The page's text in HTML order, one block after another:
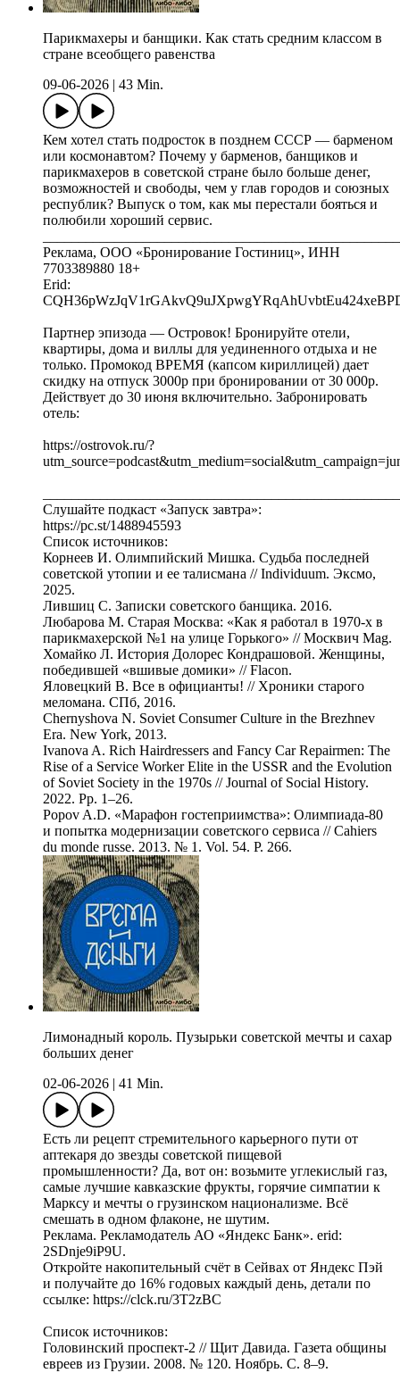
Парикмахеры и банщики. Как стать средним классом в
стране всеобщего равенства
09-06-2026
43 Min.
Кем хотел стать подросток в позднем СССР — барменом
или космонавтом? Почему у барменов, банщиков и
парикмахеров в советской стране было больше денег,
возможностей и свободы, чем у глав городов и союзных
республик? Выпуск о том, как мы перестали бояться и
полюбили хороший сервис.
Реклама, ООО «Бронирование Гостиниц», ИНН
7703389880 18+
Erid:
Партнер эпизода — Островок! Бронируйте отели,
квартиры, дома и виллы для уединенного отдыха и не
только. Промокод ВРЕМЯ (капсом кириллицей) дает
скидку на отпуск 3000р при бронировании от 30 000р.
Действует до 30 июня включительно. Забронировать
отель:
https://ostrovok.ru/?
Слушайте подкаст «Запуск завтра»:
https://pc.st/1488945593
Список источников:
Корнеев И. Олимпийский Мишка. Судьба последней
советской утопии и ее талисмана // Individuum. Эксмо,
2025.
Лившиц С. Записки советского банщика. 2016.
Любарова М. Старая Москва: «Как я работал в 1970-х в
парикмахерской №1 на улице Горького» // Москвич Mag.
Хомайко Л. История Долорес Кондрашовой. Женщины,
победившей «вшивые домики» // Flacon.
Яловецкий В. Все в официанты! // Хроники старого
меломана. СПб, 2016.
Chernyshova N. Soviet Consumer Culture in the Brezhnev
Era. New York, 2013.
Ivanova A. Rich Hairdressers and Fancy Car Repairmen: The
Rise of a Service Worker Elite in the USSR and the Evolution
of Soviet Society in the 1970s // Journal of Social History.
2022. Pp. 1–26.
Popov A.D. «Марафон гостеприимства»: Олимпиада-80
и попытка модернизации советского сервиса // Cahiers
du monde russe. 2013. № 1. Vol. 54. P. 266.
Лимонадный король. Пузырьки советской мечты и сахар
больших денег
02-06-2026
41 Min.
Есть ли рецепт стремительного карьерного пути от
аптекаря до звезды советской пищевой
промышленности? Да, вот он: возьмите углекислый газ,
самые лучшие кавказские фрукты, горячие симпатии к
Марксу и мечты о грузинском национализме. Всё
смешать в одном флаконе, не шутим.
Реклама. Рекламодатель АО «Яндекс Банк». erid:
2SDnje9iP9U.
Откройте накопительный счёт в Сейвах от Яндекс Пэй
и получайте до 16% годовых каждый день, детали по
ссылке: https://clck.ru/3T2zBC
Список источников:
Головинский проспект-2 // Щит Давида. Газета общины
евреев из Грузии. 2008. № 120. Ноябрь. С. 8–9.